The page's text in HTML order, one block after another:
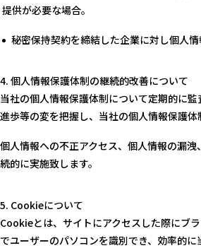
提供が必要な場合。
秘密保持契約を締結した企業に対し個人
個人情報保護体制の継続的改善について
当社の個人情報保護体制について定期的に
進歩等の変を把握し、当社の個人情報保護体
個人情報への不正アクセス、個人情報の漏
続的に実施致します。
Cookieについて
Cookieとは、サイトにアクセスした際にブ
でユーザーのパソコンを識別でき、効率的